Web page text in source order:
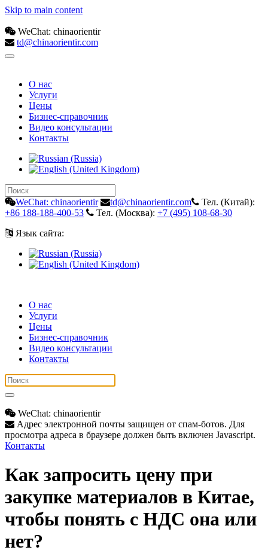
Skip to main content
WeChat: chinaorientir
td@chinaorientir.com
О нас
Услуги
Цены
Бизнес-справочник
Видео консультации
Контакты
WeChat: chinaorientir td@chinaorientir.com
Тел. (Китай):
+86 188-188-400-53
Тел. (Москва): +7 (495) 108-68-30
Язык сайта:
О нас
Услуги
Цены
Бизнес-справочник
Видео консультации
Контакты
WeChat: chinaorientir
Адрес электронной почты защищен от спам-ботов. Для
просмотра адреса в браузере должен быть включен Javascript.
Контакты
Как запросить цену при
закупке материалов в Китае,
чтобы понять с НДС она или
нет?